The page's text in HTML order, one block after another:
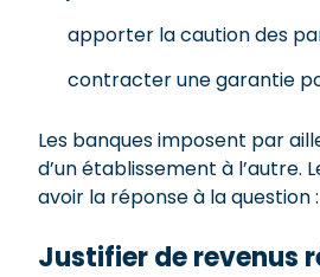
apporter la caution des
contracter une garantie
Les banques imposent par
d’un établissement à l’autre.
avoir la réponse à la question
Justifier de revenus